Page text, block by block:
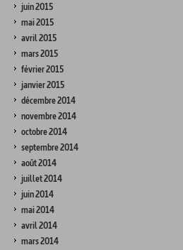
juin 2015
mai 2015
avril 2015
mars 2015
février 2015
janvier 2015
décembre 2014
novembre 2014
octobre 2014
septembre 2014
août 2014
juillet 2014
juin 2014
mai 2014
avril 2014
mars 2014